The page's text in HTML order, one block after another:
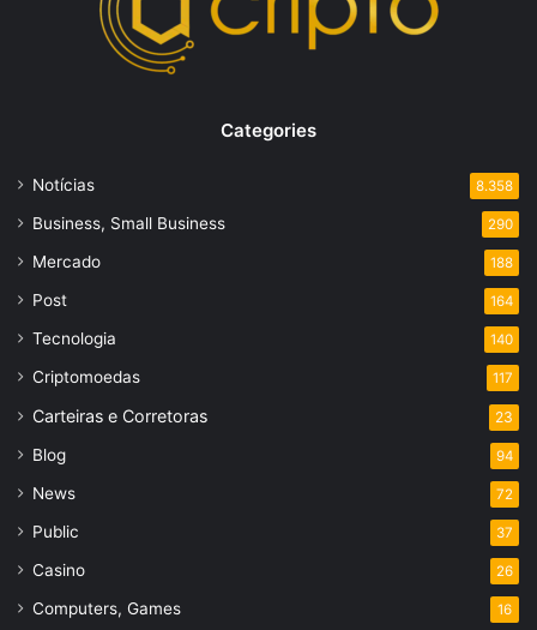
Categories
Notícias 8.358
Business, Small Business 290
Mercado 188
Post 164
Tecnologia 140
Criptomoedas 117
Carteiras e Corretoras 23
Blog 94
News 72
Public 37
Casino 26
Computers, Games 16